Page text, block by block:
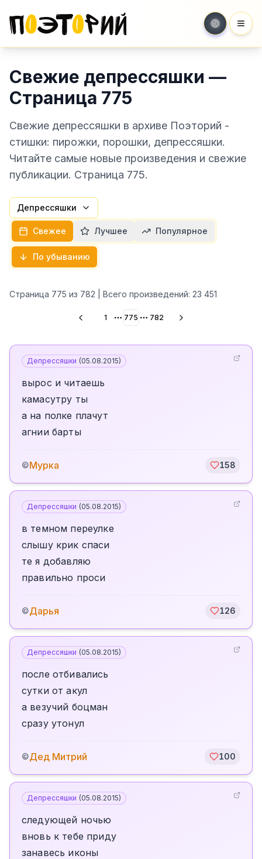
Свежие депрессяшки —
Страница 775
Свежие депрессяшки в архиве Поэторий -
стишки: пирожки, порошки, депрессяшки.
Читайте самые новые произведения и свежие
публикации. Страница 775.
Депрессяшки
Свежее Лучшее Популярное
По убыванию
Страница 775 из 782 | Всего произведений: 23 451
1 More pages
775 More pages
782
Депрессяшки (05.08.2015)
вырос и читаешь
камасутру ты
а на полке плачут
агнии барты
©Мурка 158
Депрессяшки (05.08.2015)
в темном переулке
слышу крик спаси
те я добавляю
правильно проси
©Дарья 126
Депрессяшки (05.08.2015)
после отбивались
сутки от акул
а везучий боцман
сразу утонул
©Дед Митрий 100
Депрессяшки (05.08.2015)
следующей ночью
вновь к тебе приду
занавесь иконы